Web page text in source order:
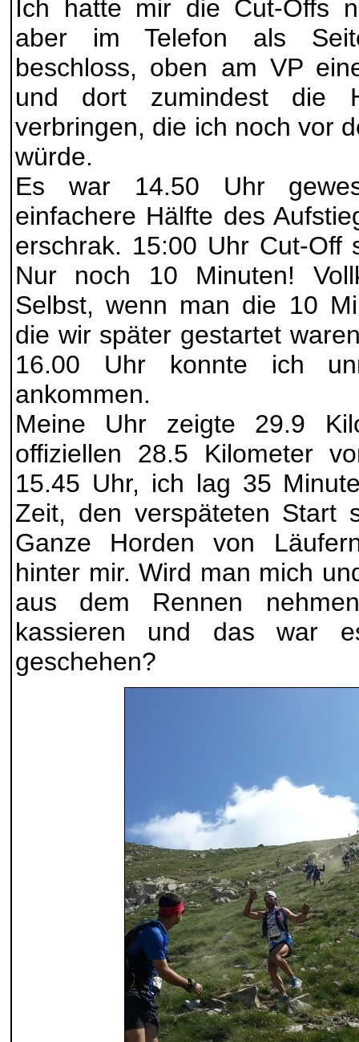
Ich hatte mir die Cut-Offs
aber im Telefon als
beschloss, oben am VP
und dort zumindest die
verbringen, die ich noch vor
würde.
Es war 14.50 Uhr
einfachere Hälfte des
erschrak. 15:00 Uhr Cut-Off
Nur noch 10 Minuten!
Selbst, wenn man die 10
die wir später gestartet
16.00 Uhr konnte ich
ankommen.
Meine Uhr zeigte 29.9
offiziellen 28.5 Kilometer
15.45 Uhr, ich lag 35
Zeit, den verspäteten Start
Ganze Horden von
hinter mir. Wird man mich
aus dem Rennen
kassieren und das war
geschehen?